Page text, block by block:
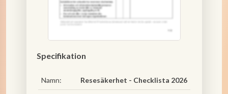
Specifikation
Namn: Resesäkerhet - Checklista 2026